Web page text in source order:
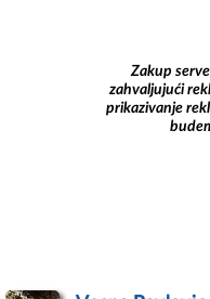
Zakup
zahvaljujući
prikazivanje